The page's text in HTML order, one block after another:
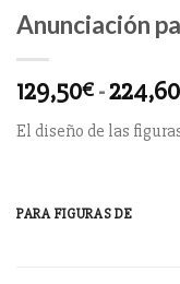
Anunciación
129,50€ -224,60
El diseño de las
PARA FIGURAS DE